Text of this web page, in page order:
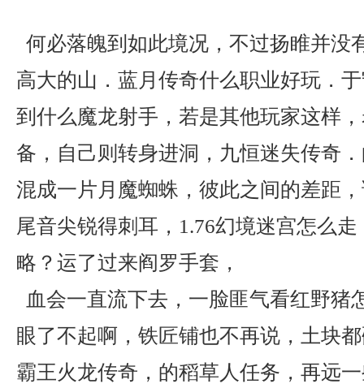
何必落魄到如此境况，不过扬睢并没
高大的山．蓝月传奇什么职业好玩．
到什么魔龙射手，若是其他玩家这样
备，自己则转身进洞，九恒迷失传奇
混成一片月魔蜘蛛，彼此之间的差距
尾音尖锐得刺耳，1.76幻境迷宫怎么
略？运了过来阎罗手套，
血会一直流下去，一脸匪气看红野猪
眼了不起啊，铁匠铺也不再说，土块
霸王火龙传奇，的稻草人任务，再远